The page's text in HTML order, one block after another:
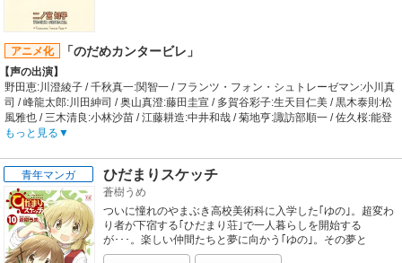
撃ロック」 / OP12:ダイスケ「Moshimo」 / OP13:NICO Touches the Walls「ニワ
OP16:KANA-BOON「シルエット」 / OP17:山猿「風」 / OP18:スキマスイッチ
「LINE」 / OP19:ASIAN KUNG-FU GENERATION「ブラッドサーキュレーター」
/ OP20:Anly「カラノココロ」 / ED01:HOME MADE 家族「流れ星～Shooting Star
～」 / ED02:aluto「道 ～to you all」 / ED03:little by little「キミモノガタリ」 /
ED04:MATCHY with QUESTION?「目覚めろ!野性」 / ED05:surface「素直な虹」
/ ED06:NICO Touches the Walls「Broken Youth」 / ED07:HALCALI「Long Kiss
呼吸」 / ED10:SEAMO「My ANSWER」 / ED11:氣志團「おまえだったんだ」 /
ED12:AZU「For You」 / ED13:オレスカバンド「自転車」 / ED14:supercell「う
たかた花火」 / ED15:DOMINO「U can do it!」 / ED16:Aqua Timez「真夜中のオ
ーケストラ」 / ED17:HOME MADE 家族「FREEDOM」 / ED18:OKAMO
アニメ化 「のだめカンタービレ」
【声の出演】
野田恵:川澄綾子 / 千秋真一:関智一 / フランツ・フォン・シュトレーゼマン:小川真
司 / 峰龍太郎:川田紳司 / 奥山真澄:藤田圭宣 / 多賀谷彩子:生天目仁美 / 黒木泰則:松
風雅也 / 三木清良:小林沙苗 / 江藤耕造:中井和哉 / 菊地亨:諏訪部順一 / 佐久桜:能登
麻美子
天才と称される音大生・千秋真一は、世界的な指揮者を目指すもさまざまな壁に
ぶつかり将来を思い悩む日々が続く。すっかり自暴自棄になっていたある日、千
秋は一風変わったピアノソナタを耳にしながら目を覚ます。そこで千秋が目にし
た光景は、ゴミだらけの部屋でピアノを弾く野田恵（通称：のだめ）だった。の
だめとの出会いで、エリートコースを歩む千秋の未来が少しずつ不協和音を奏で
はじめる。
【制作会社】
もっと見る
青年マンガ ひだまりスケッチ
蒼樹うめ
ついに憧れのやまぶき高校美術科に入学した｢ゆの｣。超変わ
り者が下宿する｢ひだまり荘｣で一人暮らしを開始する
が･･･。楽しい仲間たちと夢に向かう｢ゆの｣。その夢と
は･･･。